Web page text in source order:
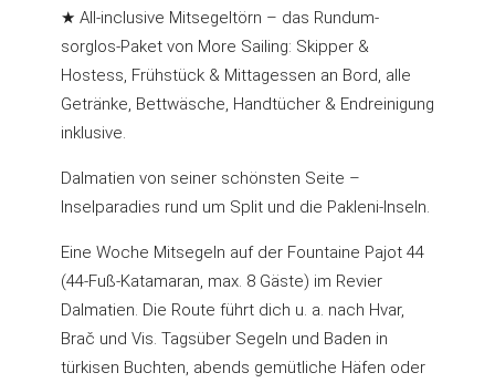
★ All-inclusive Mitsegeltörn – das Rundum-
sorglos-Paket von More Sailing: Skipper &
Hostess, Frühstück & Mittagessen an Bord, alle
Getränke, Bettwäsche, Handtücher & Endreinigung
inklusive.
Dalmatien von seiner schönsten Seite –
Inselparadies rund um Split und die Pakleni-Inseln.
Eine Woche Mitsegeln auf der Fountaine Pajot 44
(44-Fuß-Katamaran, max. 8 Gäste) im Revier
Dalmatien. Die Route führt dich u. a. nach Hvar,
Brač und Vis. Tagsüber Segeln und Baden in
türkisen Buchten, abends gemütliche Häfen oder